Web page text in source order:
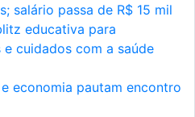
salário passa de R$ 15 mil
educativa para
cuidados com a saúde
economia pautam encontro